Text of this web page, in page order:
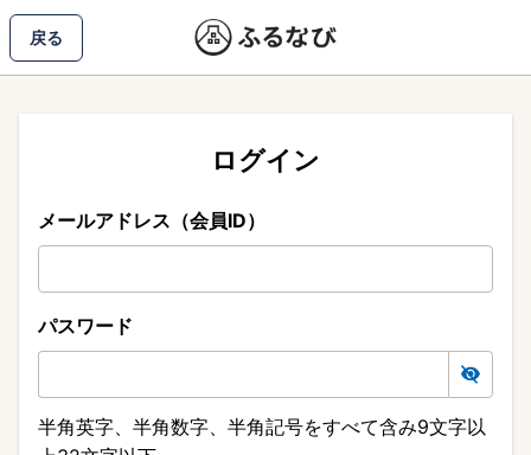
戻る
ログイン
メールアドレス（会員ID）
パスワード
半角英字、半角数字、半角記号をすべて含み9文字以